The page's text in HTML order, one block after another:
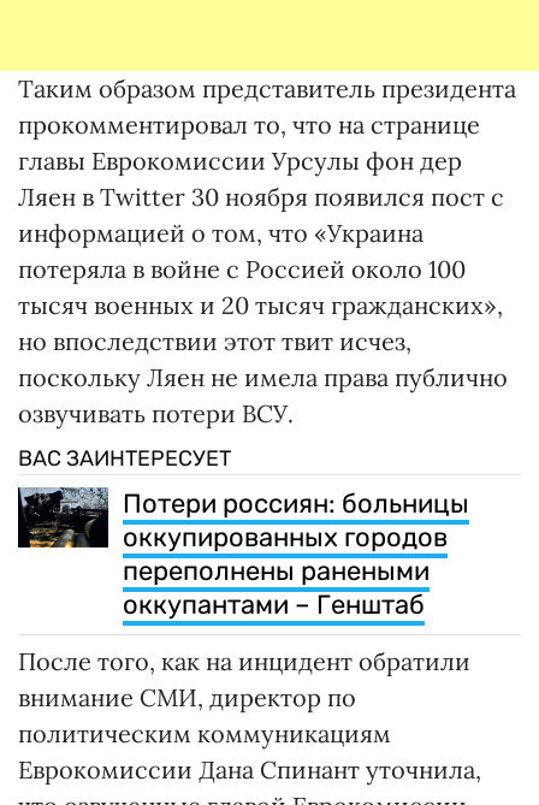
Таким образом представитель президента
прокомментировал то, что на странице
главы Еврокомиссии Урсулы фон дер
Ляен в Twitter 30 ноября появился пост с
информацией о том, что «Украина
потеряла в войне с Россией около 100
тысяч военных и 20 тысяч гражданских»,
но впоследствии этот твит исчез,
поскольку Ляен не имела права публично
озвучивать потери ВСУ.
ВАС ЗАИНТЕРЕСУЕТ
Потери россиян: больницы
оккупированных городов
переполнены ранеными
оккупантами – Генштаб
После того, как на инцидент обратили
внимание СМИ, директор по
политическим коммуникациям
Еврокомиссии Дана Спинант уточнила,